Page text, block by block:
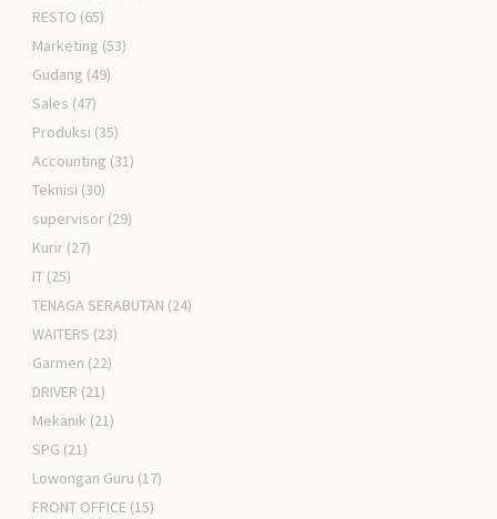
RESTO (65)
Marketing (53)
Gudang (49)
Sales (47)
Produksi (35)
Accounting (31)
Teknisi (30)
supervisor (29)
Kurir (27)
IT (25)
TENAGA SERABUTAN (24)
WAITERS (23)
Garmen (22)
DRIVER (21)
Mekanik (21)
SPG (21)
Lowongan Guru (17)
FRONT OFFICE (15)